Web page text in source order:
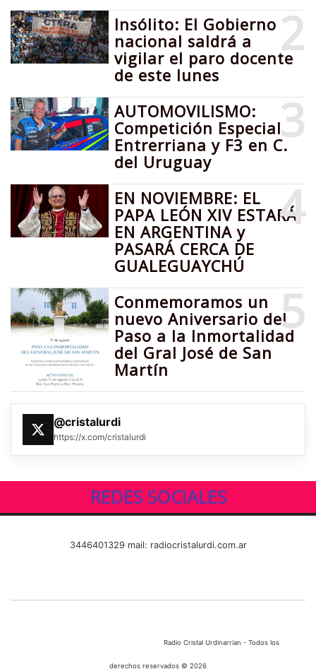
2
Insólito: El Gobierno
nacional saldrá a
vigilar el paro docente
de este lunes
3
AUTOMOVILISMO:
Competición Especial
Entrerriana y F3 en C.
del Uruguay
4
EN NOVIEMBRE: EL
PAPA LEÓN XIV ESTARÁ
EN ARGENTINA y
PASARÁ CERCA DE
GUALEGUAYCHÚ
5
Conmemoramos un
nuevo Aniversario del
Paso a la Inmortalidad
del Gral José de San
Martín
@cristalurdi
https://x.com/cristalurdi
REDES SOCIALES
3446401329 mail: radiocristalurdi.com.ar
Radio Cristal Urdinarrian - Todos los
derechos reservados © 2026